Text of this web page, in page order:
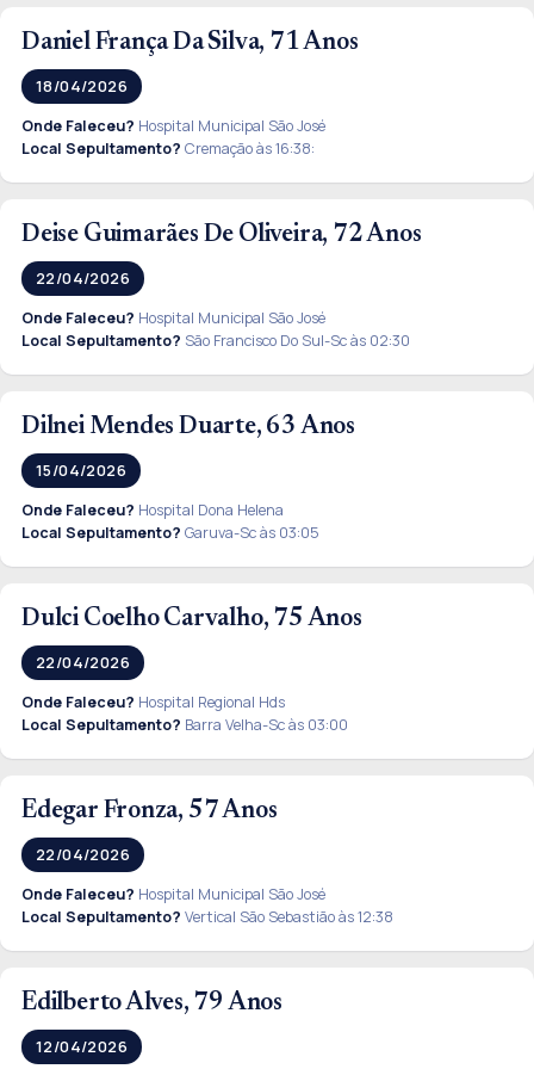
Daniel França Da Silva, 71 Anos
18/04/2026
Onde Faleceu? Hospital Municipal São José
Local Sepultamento? Cremação às 16:38:
Deise Guimarães De Oliveira, 72 Anos
22/04/2026
Onde Faleceu? Hospital Municipal São José
Local Sepultamento? São Francisco Do Sul-Sc às 02:30
Dilnei Mendes Duarte, 63 Anos
15/04/2026
Onde Faleceu? Hospital Dona Helena
Local Sepultamento? Garuva-Sc às 03:05
Dulci Coelho Carvalho, 75 Anos
22/04/2026
Onde Faleceu? Hospital Regional Hds
Local Sepultamento? Barra Velha-Sc às 03:00
Edegar Fronza, 57 Anos
22/04/2026
Onde Faleceu? Hospital Municipal São José
Local Sepultamento? Vertical São Sebastião às 12:38
Edilberto Alves, 79 Anos
12/04/2026